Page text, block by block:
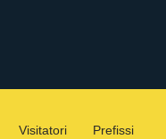
Visitatori
Prefissi